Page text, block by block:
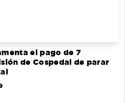
el pago de 7
de Cospedal de parar